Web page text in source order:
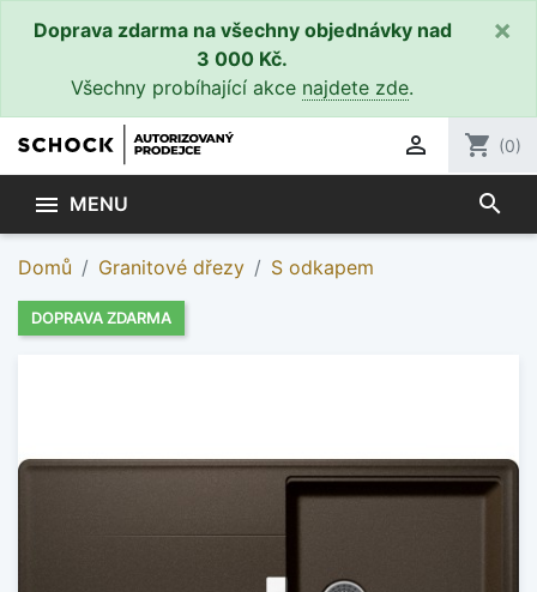
Doprava zdarma na všechny objednávky nad
3 000 Kč.
Všechny probíhající akce najdete zde.
×
 shopping_cart (0)
 MENU search
Domů Granitové dřezy S odkapem
DOPRAVA ZDARMA